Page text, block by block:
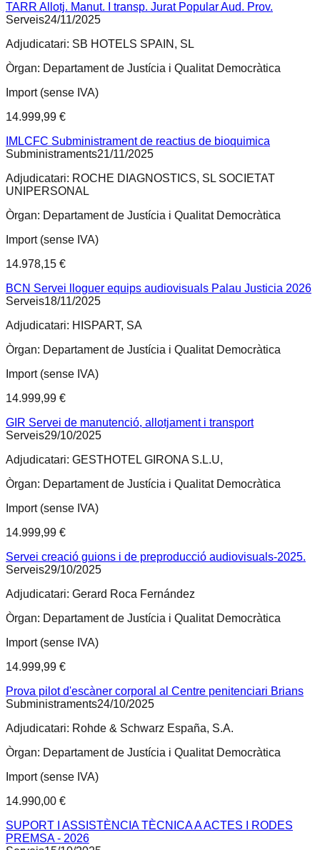
TARR Allotj. Manut. I transp. Jurat Popular Aud. Prov.
Serveis24/11/2025
Adjudicatari: SB HOTELS SPAIN, SL
Òrgan: Departament de Justícia i Qualitat Democràtica
Import (sense IVA)
14.999,99 €
IMLCFC Subministrament de reactius de bioquimica
Subministraments21/11/2025
Adjudicatari: ROCHE DIAGNOSTICS, SL SOCIETAT
UNIPERSONAL
Òrgan: Departament de Justícia i Qualitat Democràtica
Import (sense IVA)
14.978,15 €
BCN Servei lloguer equips audiovisuals Palau Justicia 2026
Serveis18/11/2025
Adjudicatari: HISPART, SA
Òrgan: Departament de Justícia i Qualitat Democràtica
Import (sense IVA)
14.999,99 €
GIR Servei de manutenció, allotjament i transport
Serveis29/10/2025
Adjudicatari: GESTHOTEL GIRONA S.L.U,
Òrgan: Departament de Justícia i Qualitat Democràtica
Import (sense IVA)
14.999,99 €
Servei creació guions i de preproducció audiovisuals-2025.
Serveis29/10/2025
Adjudicatari: Gerard Roca Fernández
Òrgan: Departament de Justícia i Qualitat Democràtica
Import (sense IVA)
14.999,99 €
Prova pilot d'escàner corporal al Centre penitenciari Brians
Subministraments24/10/2025
Adjudicatari: Rohde & Schwarz España, S.A.
Òrgan: Departament de Justícia i Qualitat Democràtica
Import (sense IVA)
14.990,00 €
SUPORT I ASSISTÈNCIA TÈCNICA A ACTES I RODES
PREMSA - 2026